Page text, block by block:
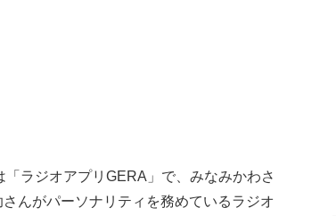
ラジオアプリGERA」で、みなみかわさ
んがパーソナリティを務めているラジオ